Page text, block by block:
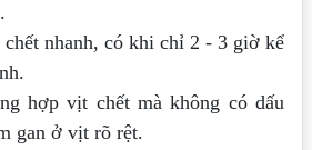
nhanh, có khi chỉ 2 - 3 giờ kể
hợp vịt chết mà không có dấu
gan ở vịt rõ rệt.